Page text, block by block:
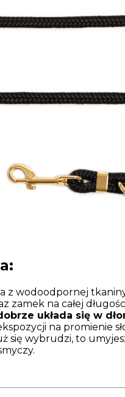
z wodoodpornej
zamek na całej
układa się w
na promienie
się wybrudzi, to